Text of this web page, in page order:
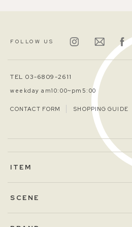
FOLLOW US
TEL 03-6809-2611
weekday am10:00~pm5:00
CONTACT FORM SHOPPING GUIDE
ITEM
SCENE